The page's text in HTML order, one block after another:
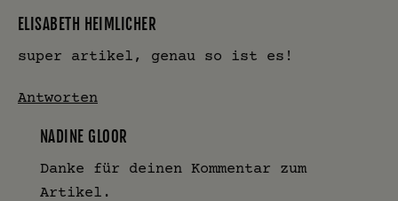
ELISABETH HEIMLICHER
super artikel, genau so ist es!
Antworten
NADINE GLOOR
Danke für deinen Kommentar zum
Artikel.